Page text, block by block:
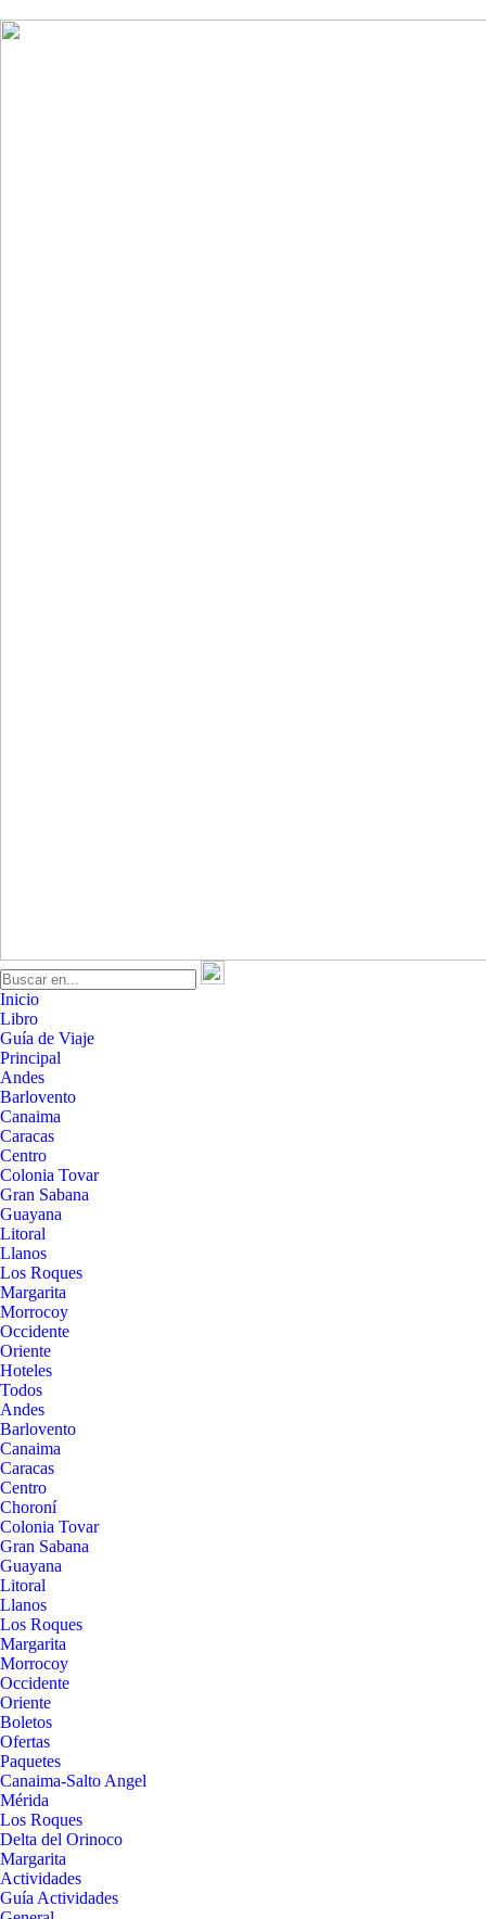
Inicio
Libro
Guía de Viaje
Principal
Andes
Barlovento
Canaima
Caracas
Centro
Colonia Tovar
Gran Sabana
Guayana
Litoral
Llanos
Los Roques
Margarita
Morrocoy
Occidente
Oriente
Hoteles
Todos
Andes
Barlovento
Canaima
Caracas
Centro
Choroní
Colonia Tovar
Gran Sabana
Guayana
Litoral
Llanos
Los Roques
Margarita
Morrocoy
Occidente
Oriente
Boletos
Ofertas
Paquetes
Canaima-Salto Angel
Mérida
Los Roques
Delta del Orinoco
Margarita
Actividades
Guía Actividades